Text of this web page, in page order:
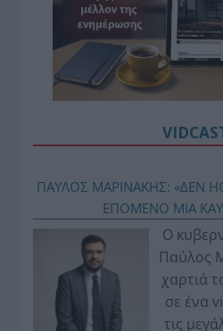
ΠΑΥΛΟΣ ΜΑΡΙΝΑΚΗΣ: «ΔΕΝ
ΕΠΟΜΕΝΟ ΜΙΑ
Ο
Παύλος
χαρτιά
σε ένα
τις